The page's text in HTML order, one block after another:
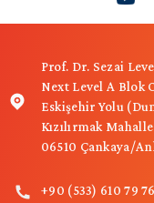
Prof. Dr. Sezai
Next Level A Blok
Eskişehir Yolu
Kızılırmak
06510 Çankaya/
+90 (533) 610 79 76